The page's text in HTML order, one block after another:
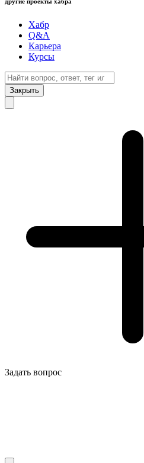
Хабр
Q&A
Карьера
Курсы
Закрыть
Задать вопрос